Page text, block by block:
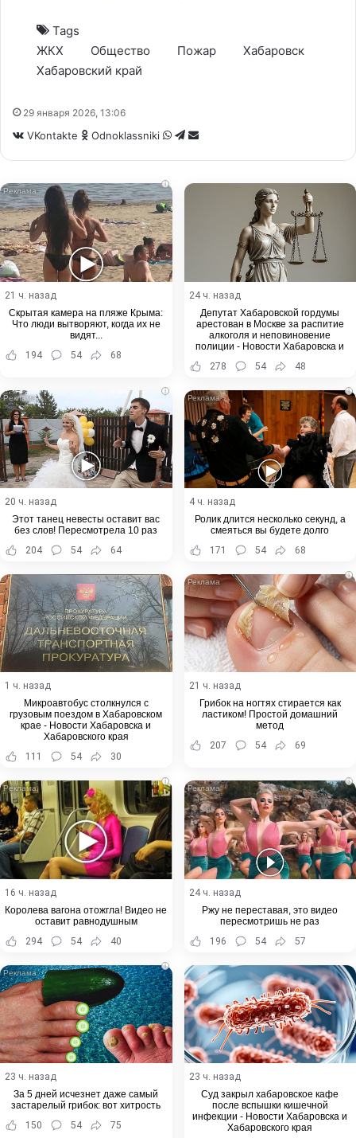
Tags
ЖКХ
Общество Пожар
Хабаровск
Хабаровский край
29 января 2026, 13:06
VKontakte Odnoklassniki WhatsApp
Telegram
Share
i
21 ч. назад
Скрытая камера на пляже Крыма:
Что люди вытворяют, когда их не
видят...
194
54 68
24 ч. назад
Депутат Хабаровской гордумы
арестован в Москве за распитие
алкоголя и неповиновение
полиции - Новости Хабаровска и
278 54 48
i
20 ч. назад
Этот танец невесты оставит вас
без слов! Пересмотрела 10 раз
204
54 64
i
4 ч. назад
Ролик длится несколько секунд, а
смеяться вы будете долго
171
54 68
1 ч. назад
Микроавтобус столкнулся с
грузовым поездом в Хабаровском
крае - Новости Хабаровска и
Хабаровского края
111
54 30
i
21 ч. назад
Грибок на ногтях стирается как
ластиком! Простой домашний
метод
207
54 69
i
16 ч. назад
Королева вагона отожгла! Видео не
оставит равнодушным
294
54 40
i
24 ч. назад
Ржу не переставая, это видео
пересмотришь не раз
196
54 57
i
23 ч. назад
За 5 дней исчезнет даже самый
застарелый грибок: вот хитрость
150
54 75
23 ч. назад
Суд закрыл хабаровское кафе
после вспышки кишечной
инфекции - Новости Хабаровска и
Хабаровского края